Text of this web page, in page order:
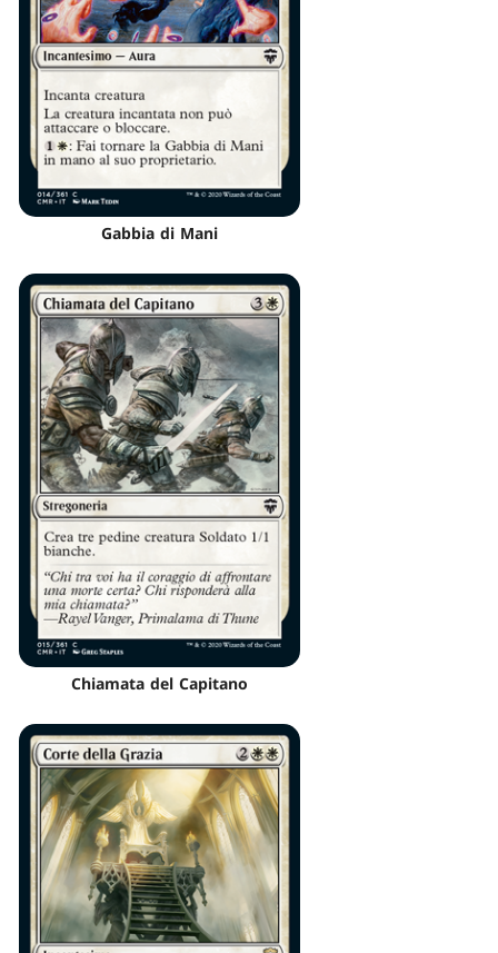
Gabbia di Mani
Chiamata del Capitano